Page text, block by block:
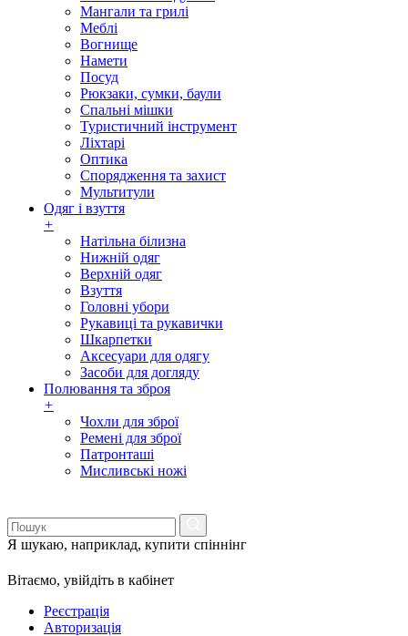
Мангали та грилі
Меблі
Вогнище
Намети
Посуд
Рюкзаки, сумки, баули
Спальні мішки
Туристичний інструмент
Ліхтарі
Оптика
Спорядження та захист
Мультитули
Одяг і взуття
+
Натільна білизна
Нижній одяг
Верхній одяг
Взуття
Головні убори
Рукавиці та рукавички
Шкарпетки
Аксесуари для одягу
Засоби для догляду
Полювання та зброя
+
Чохли для зброї
Ремені для зброї
Патронташі
Мисливські ножі
Я шукаю, наприклад, купити спіннінг
Вітаємо, увійдіть в кабінет
Реєстрація
Авторизація